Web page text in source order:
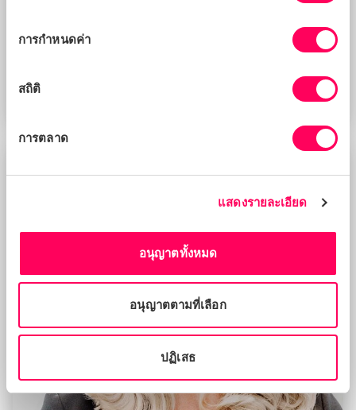
ยินยอม
การกำหนดค่า
สถิติ
การตลาด
แสดงรายละเอียด
อนุญาตทั้งหมด
อนุญาตตามที่เลือก
ปฏิเสธ
Deborah Cullen